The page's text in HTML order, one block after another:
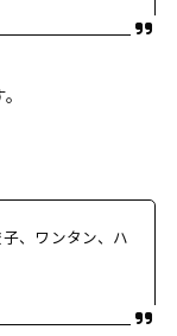
、ワンタン、ハ